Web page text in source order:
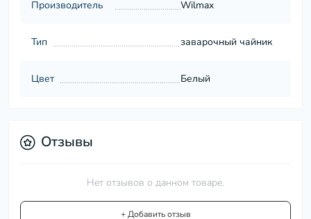
Производитель Wilmax
Тип заварочный чайник
Цвет Белый
Отзывы
Нет отзывов о данном товаре.
+ Добавить отзыв